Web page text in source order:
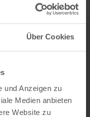
Über Cookies
und Anzeigen zu
Medien anbieten
Website zu